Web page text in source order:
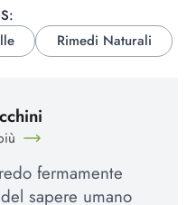
Rimedi Naturali
fermamente
sapere umano